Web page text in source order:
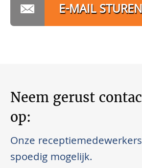
E-MAIL STUREN
Neem gerust
op:
Onze
spoedig mogelijk.